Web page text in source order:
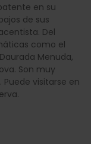
en su
de sus
Del
como el
Menuda,
Son muy
visitarse en